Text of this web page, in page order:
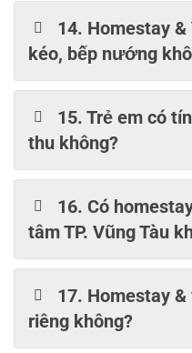
14. Homestay
kéo, bếp nướng
15. Trẻ em có
thu không?
16. Có
tâm TP. Vũng Tàu
17. Homestay
riêng không?